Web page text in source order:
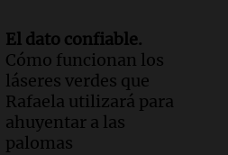
El dato confiable.
Cómo funcionan los
láseres verdes que
Rafaela utilizará para
ahuyentar a las
palomas